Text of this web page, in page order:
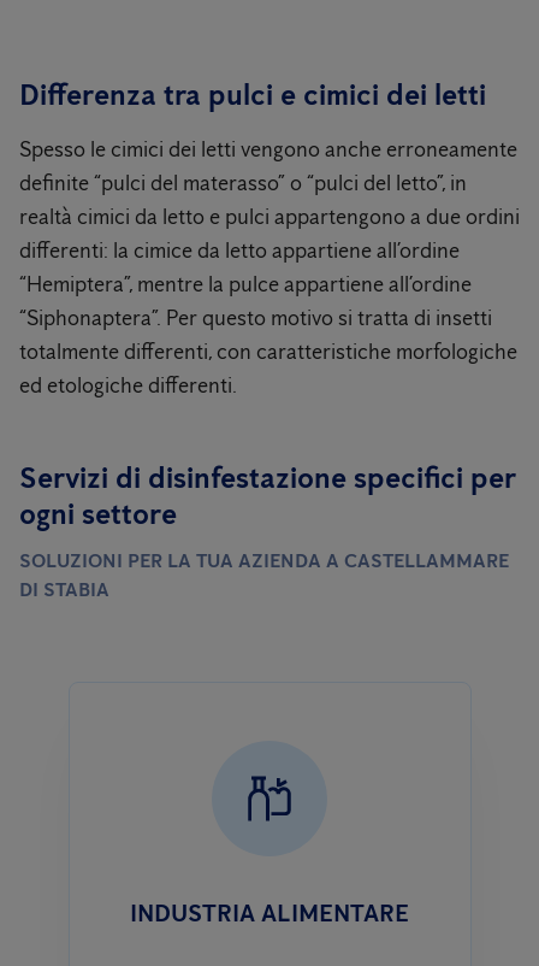
Differenza tra pulci e cimici dei letti
Spesso le cimici dei letti vengono anche erroneamente
definite “pulci del materasso” o “pulci del letto”, in
realtà cimici da letto e pulci appartengono a due ordini
differenti: la cimice da letto appartiene all’ordine
“Hemiptera”, mentre la pulce appartiene all’ordine
“Siphonaptera”. Per questo motivo si tratta di insetti
totalmente differenti, con caratteristiche morfologiche
ed etologiche differenti.
Servizi di disinfestazione specifici per
ogni settore
SOLUZIONI PER LA TUA AZIENDA A CASTELLAMMARE
DI STABIA
INDUSTRIA ALIMENTARE